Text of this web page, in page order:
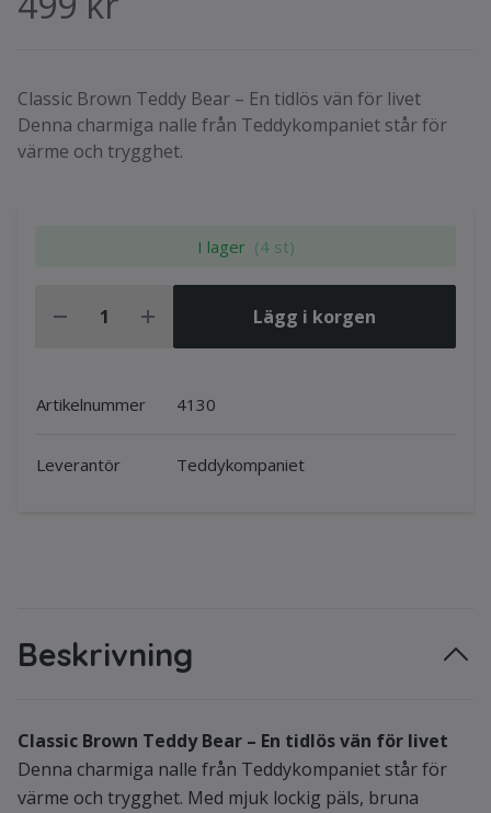
Classic Brown Teddy Bear – En tidlös vän för livet
Denna charmiga nalle från Teddykompaniet står för
värme och trygghet.
I lager (4 st)
Lägg i korgen
Artikelnummer 4130
Leverantör Teddykompaniet
Beskrivning
Classic Brown Teddy Bear – En tidlös vän för livet
Denna charmiga nalle från Teddykompaniet står för
värme och trygghet. Med mjuk lockig päls, bruna